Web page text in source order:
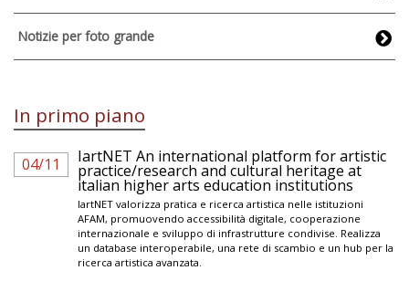
Notizie per foto grande
In primo piano
04/11 IartNET An international platform for artistic
practice/research and cultural heritage at
italian higher arts education institutions
IartNET valorizza pratica e ricerca artistica nelle istituzioni
AFAM, promuovendo accessibilità digitale, cooperazione
internazionale e sviluppo di infrastrutture condivise. Realizza
un database interoperabile, una rete di scambio e un hub per la
ricerca artistica avanzata.